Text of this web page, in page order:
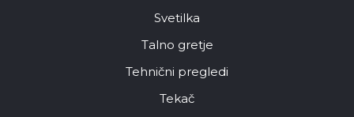
Svetilka
Talno gretje
Tehnični pregledi
Tekač